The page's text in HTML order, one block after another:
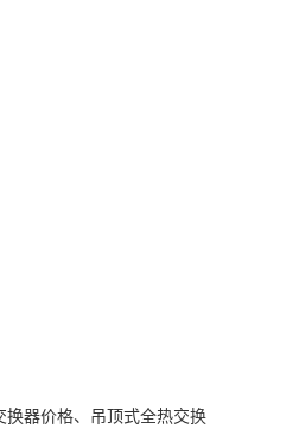
器价格、吊顶式全热交换